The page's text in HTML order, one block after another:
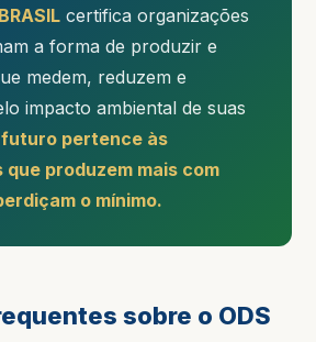
certifica organizações
a forma de produzir e
medem, reduzem e
impacto ambiental de suas
futuro pertence às
produzem mais com
o mínimo.
sobre o ODS